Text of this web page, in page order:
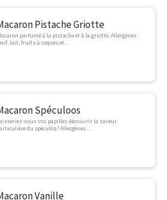
Pistache Griotte
parfumé à la pistache et à la griotte. Allergènes :
lait, fruits à coques et...
Spéculoos
vous vos papilles découvrir la saveur
du spéculos? Allergènes :...
Vanille